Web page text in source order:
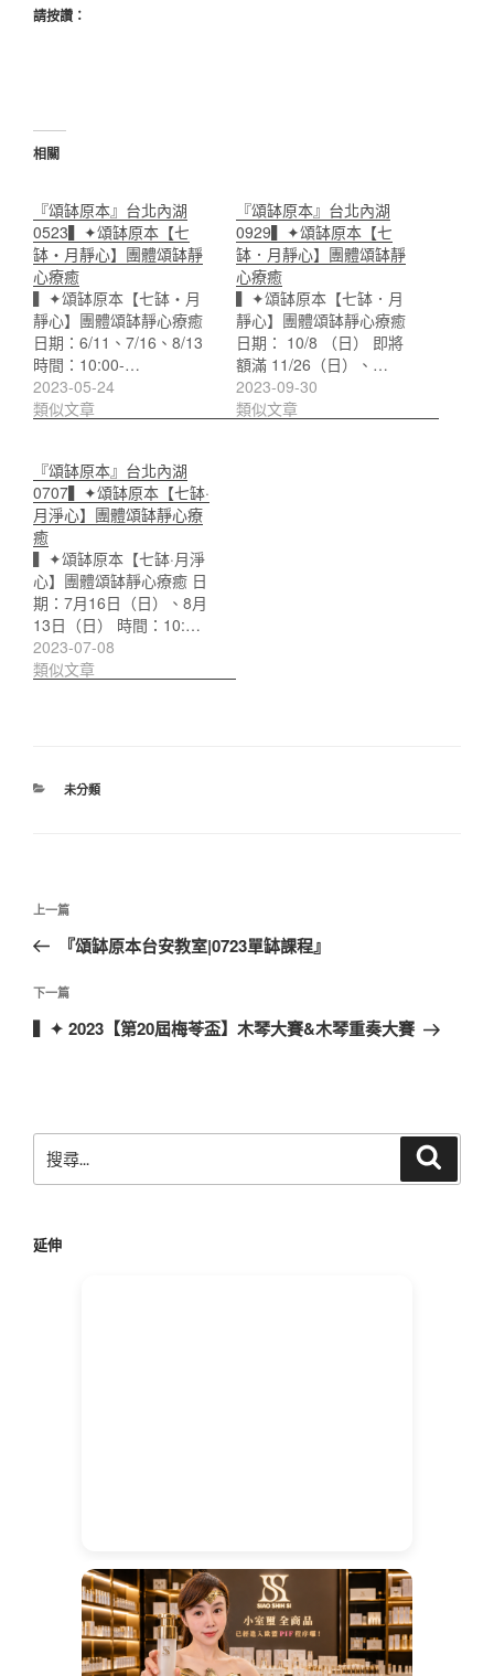
請按讚：
相關
『頌缽原本』台北內湖
0523▍✦頌缽原本【七
缽・月靜心】團體頌缽靜
心療癒
▍✦頌缽原本【七缽・月
靜心】團體頌缽靜心療癒
日期：6/11、7/16、8/13
時間：10:00-…
2023-05-24
類似文章
『頌缽原本』台北內湖
0929▍✦頌缽原本【七
缽．月靜心】團體頌缽靜
心療癒
▍✦頌缽原本【七缽．月
靜心】團體頌缽靜心療癒
日期： 10/8 （日） 即將
額滿 11/26（日）、…
2023-09-30
類似文章
『頌缽原本』台北內湖
0707▍✦頌缽原本【七缽·
月淨心】團體頌缽靜心療
癒
▍✦頌缽原本【七缽·月淨
心】團體頌缽靜心療癒 日
期：7月16日（日）、8月
13日（日） 時間：10:…
2023-07-08
類似文章
分
未分類
文
導
覽
上
一
文
章
上一篇
『頌缽原本台安教室|0723單缽課程』
下
一
下一篇
▍✦ 2023【第20屆梅苓盃】木琴大賽&木琴重奏大賽
尋
字:
延伸